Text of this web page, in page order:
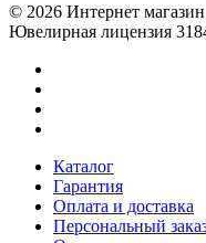
© 2026 Интернет
Ювелирная лицензия
Каталог
Гарантия
Оплата и доставка
Персональный